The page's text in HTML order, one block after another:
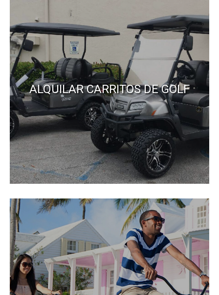
ALQUILAR CARRITOS DE GOLF